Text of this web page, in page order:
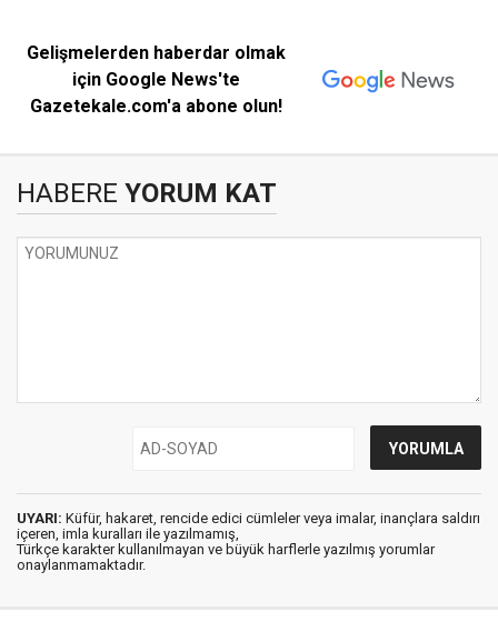
Gelişmelerden haberdar olmak
için Google News'te
Gazetekale.com'a abone olun!
HABERE YORUM KAT
UYARI: Küfür, hakaret, rencide edici cümleler veya imalar, inançlara saldırı
içeren, imla kuralları ile yazılmamış,
Türkçe karakter kullanılmayan ve büyük harflerle yazılmış yorumlar
onaylanmamaktadır.